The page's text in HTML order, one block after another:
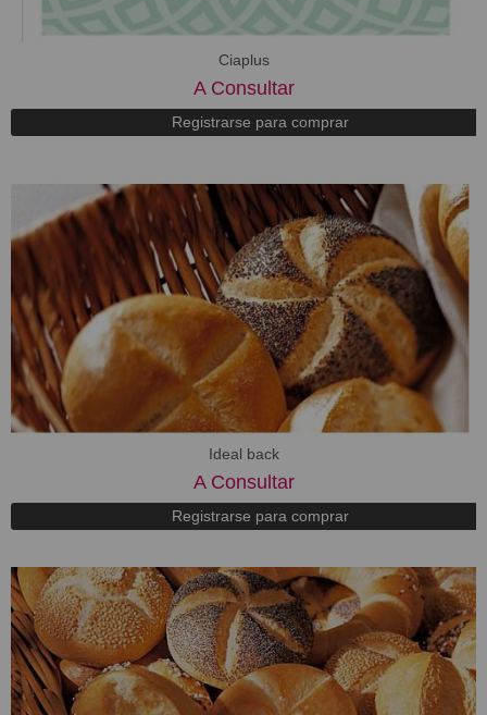
Ciaplus
A Consultar
Registrarse para comprar
Ideal back
A Consultar
Registrarse para comprar